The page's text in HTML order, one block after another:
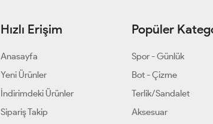
Hızlı Erişim
Anasayfa
Yeni Ürünler
İndirimdeki Ürünler
Sipariş Takip
Popüler
Spor - Günlük
Bot - Çizme
Terlik/Sandalet
Aksesuar